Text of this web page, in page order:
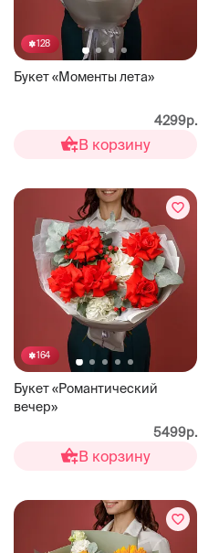
128
Букет «Моменты лета»
4299р.
В корзину
164
Букет «Романтический
вечер»
5499р.
В корзину